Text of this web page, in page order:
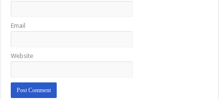
Email
Website